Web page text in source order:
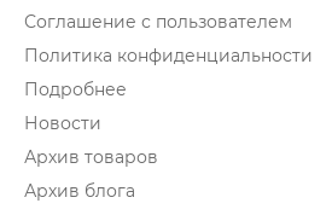
Соглашение с пользователем
Политика конфиденциальности
Подробнее
Новости
Архив товаров
Архив блога